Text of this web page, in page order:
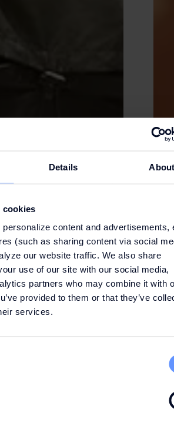
Details About
cookies
content and advertisements,
(such as sharing content via social
our website traffic. We also share
use of our site with our social media,
partners who may combine it with
provided to them or that they’ve
services.